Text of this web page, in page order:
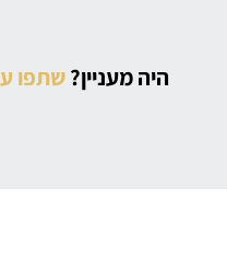
היה מעניין?שתפו